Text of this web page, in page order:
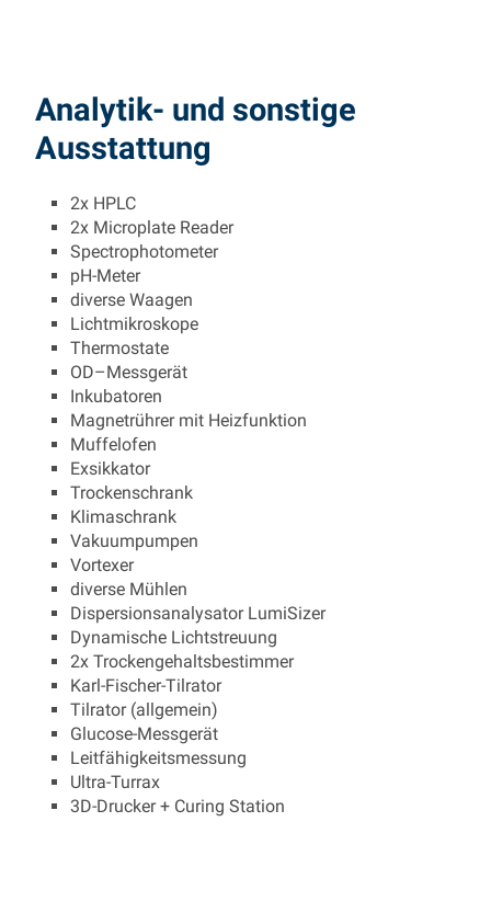
Analytik- und sonstige
Ausstattung
2x HPLC
2x Microplate Reader
Spectrophotometer
pH-Meter
diverse Waagen
Lichtmikroskope
Thermostate
OD–Messgerät
Inkubatoren
Magnetrührer mit Heizfunktion
Muffelofen
Exsikkator
Trockenschrank
Klimaschrank
Vakuumpumpen
Vortexer
diverse Mühlen
Dispersionsanalysator LumiSizer
Dynamische Lichtstreuung
2x Trockengehaltsbestimmer
Karl-Fischer-Tilrator
Tilrator (allgemein)
Glucose-Messgerät
Leitfähigkeitsmessung
Ultra-Turrax
3D-Drucker + Curing Station